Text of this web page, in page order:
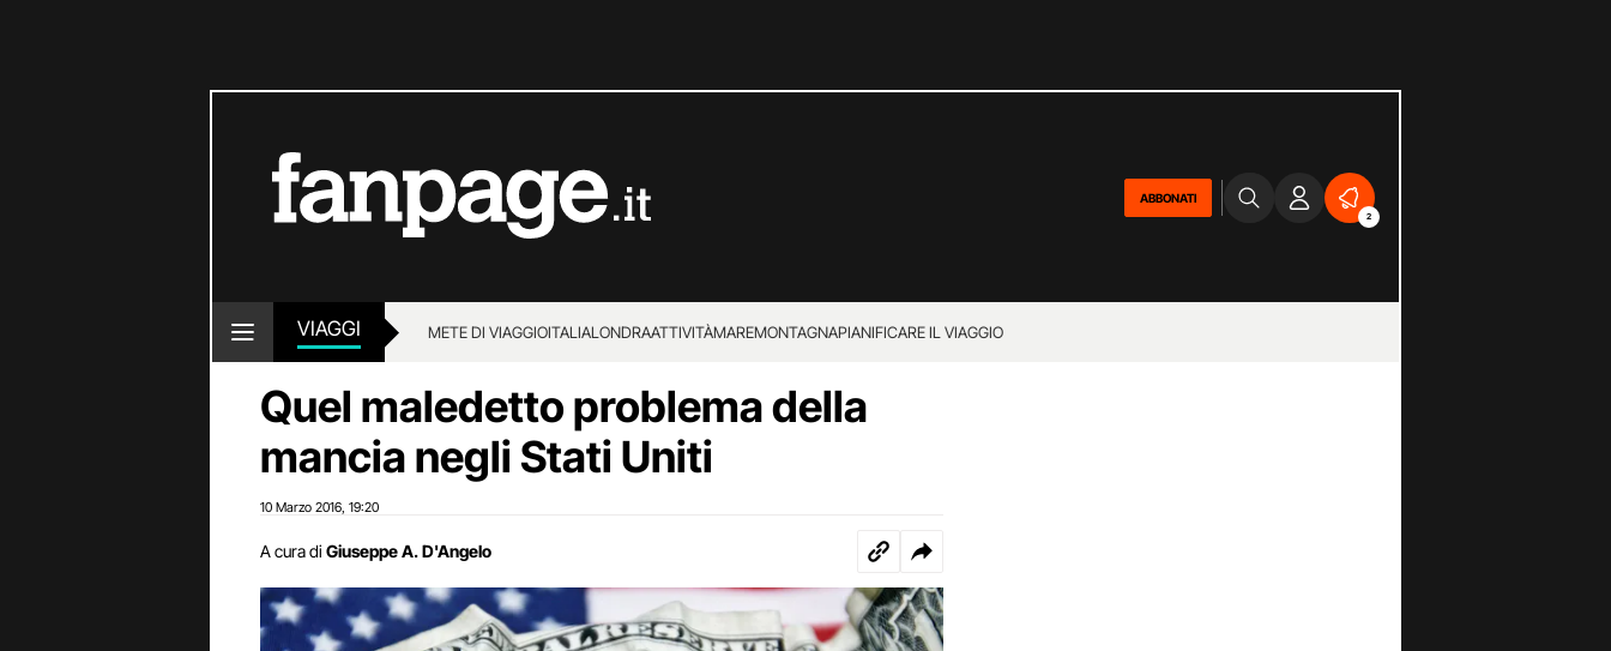
ABBONATI
2
VIAGGI METE DI VIAGGIOITALIALONDRAATTIVITÀMAREMONTAGNAPIANIFICARE IL VIAGGIO
Quel maledetto problema della
mancia negli Stati Uniti
10 Marzo 2016 19:20
A cura di Giuseppe A. D'Angelo